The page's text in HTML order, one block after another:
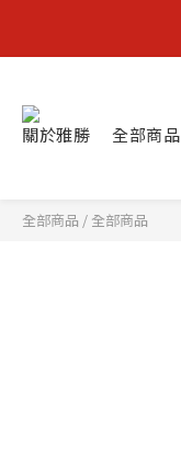
關於雅勝 全部商品
全部商品 / 全部商品